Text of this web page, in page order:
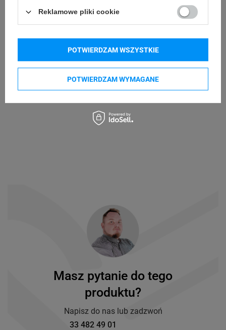
Masz pytanie do tego
produktu?
Napisz do nas lub zadzwoń
33 482 49 01
Reklamowe pliki cookie
POTWIERDZAM WYMAGANE
POTWIERDZAM WSZYSTKIE